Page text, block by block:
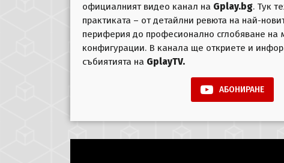
официалният видео канал на Gplay.bg. Тук
практиката – от детайлни ревюта на най-
периферия до професионално сглобяване
конфигурации. В канала ще откриете и
събиятията на GplayTV.
АБОНИРАНЕ